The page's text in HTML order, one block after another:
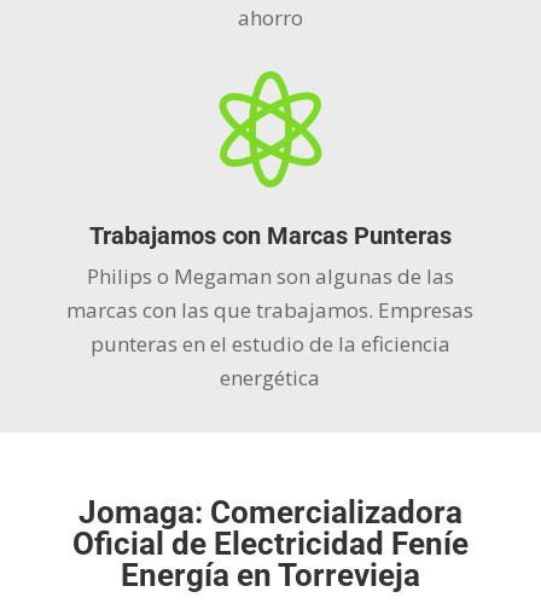
ahorro

Trabajamos con Marcas Punteras
Philips o Megaman son algunas de las
marcas con las que trabajamos. Empresas
punteras en el estudio de la eficiencia
energética
Jomaga: Comercializadora
Oficial de Electricidad Feníe
Energía en Torrevieja